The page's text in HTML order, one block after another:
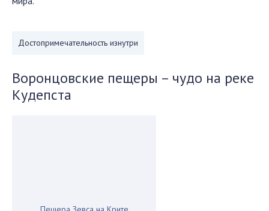
Достопримечательность изнутри
Воронцовские пещеры – чудо на реке
Кудепста